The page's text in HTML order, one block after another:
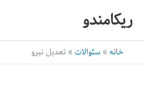
ریکامندو
خانه سئوالات تعدیل نیرو